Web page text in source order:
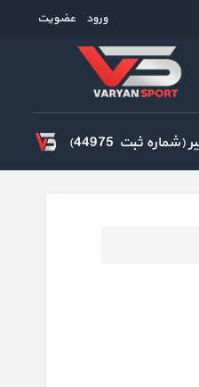
ورود عضویت
ثبت 44975)